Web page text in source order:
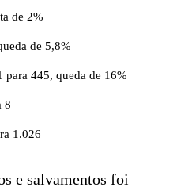
de 2%
de 5,8%
para 445, queda de 16%
8
1.026
e salvamentos foi